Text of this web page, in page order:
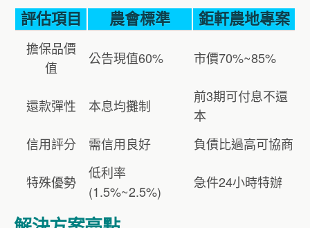
評估項目 農會標準 鉅軒農地專案
擔保品價
值
公告現值60% 市價70%~85%
還款彈性 本息均攤制
前3期可付息不還
本
信用評分
需信用良好 負債比過高可協商
特殊優勢
低利率
(1.5%~2.5%)
急件24小時特辦